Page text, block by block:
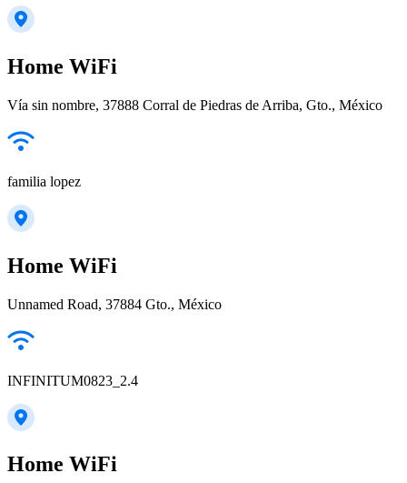
Home WiFi
Vía sin nombre, 37888 Corral de Piedras de Arriba, Gto., México
familia lopez
Home WiFi
Unnamed Road, 37884 Gto., México
INFINITUM0823_2.4
Home WiFi